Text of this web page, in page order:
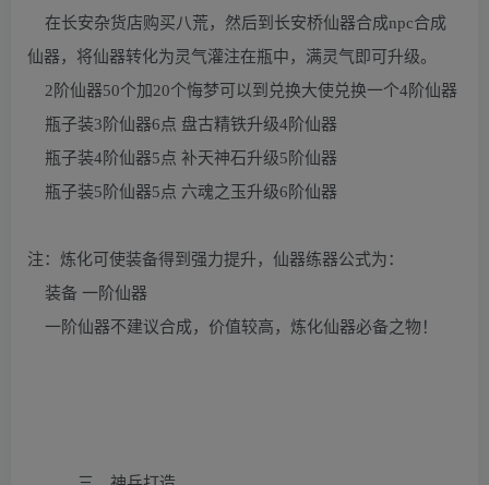
在长安杂货店购买八荒，然后到长安桥仙器合成npc合成
仙器，将仙器转化为灵气灌注在瓶中，满灵气即可升级。
2阶仙器50个加20个悔梦可以到兑换大使兑换一个4阶仙器
瓶子装3阶仙器6点 盘古精铁升级4阶仙器
瓶子装4阶仙器5点 补天神石升级5阶仙器
瓶子装5阶仙器5点 六魂之玉升级6阶仙器
注：炼化可使装备得到强力提升，仙器练器公式为：
装备 一阶仙器
一阶仙器不建议合成，价值较高，炼化仙器必备之物！